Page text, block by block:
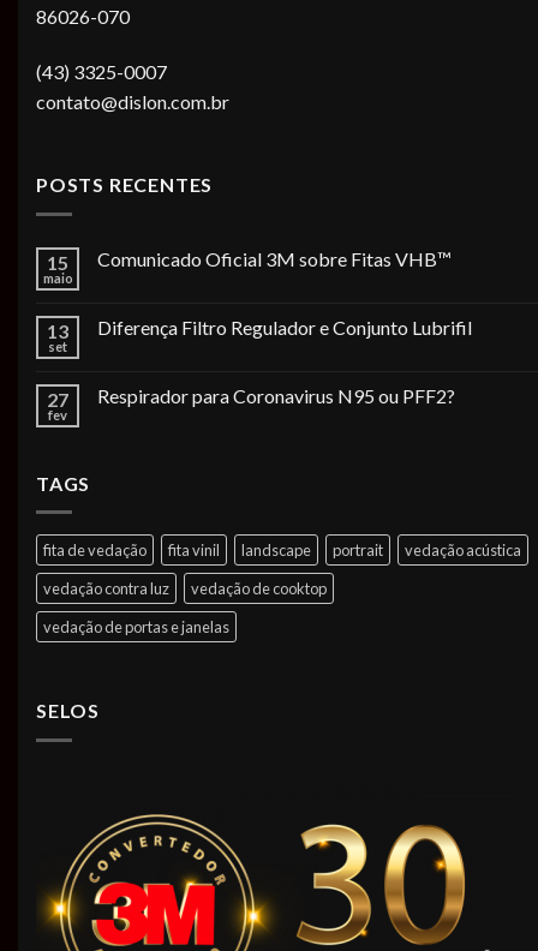
86026-070
(43) 3325-0007
contato@dislon.com.br
POSTS RECENTES
15
maio
Comunicado Oficial 3M sobre Fitas VHB™
13
set
Diferença Filtro Regulador e Conjunto Lubrifil
27
fev
Respirador para Coronavirus N95 ou PFF2?
TAGS
fita de vedação fita vinil landscape portrait
vedação acústica
vedação contra luz
vedação de cooktop
vedação de portas e janelas
SELOS